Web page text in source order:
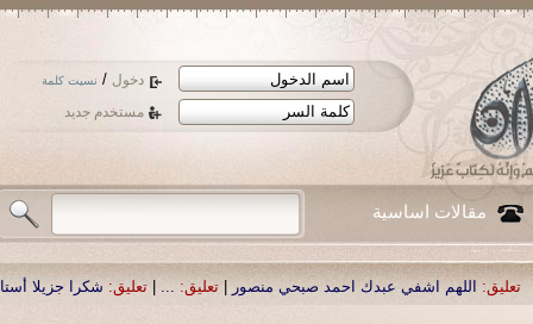
دخول / نسيت كلمة
مستخدم جديد
مقالات اساسية
اشفي عبدك احمد صبحي منصور| تعليق: ...
|تعليق: شكرا جزيلا أستاذ حمد الحمد